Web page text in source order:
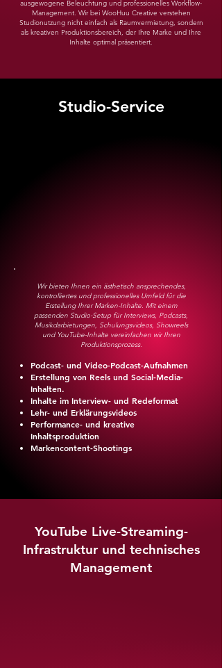
ausgewogene Beleuchtung und professionelles Workflow-
Management. Wir bei WooHuu Creative verstehen
Studionutzung nicht einfach als Raumvermietung, sondern
als kreativen Produktionsbereich, der Ihre Marke und Ihre
Inhalte optimal präsentiert.
Studio-Service
Wir bieten Ihnen ein ästhetisch ansprechendes,
kontrolliertes und professionelles Umfeld für die
Erstellung Ihrer Marken-Inhalte. Mit einem
passenden Studio-Setup für Interviews, Podcasts,
Musikdarbietungen, Schulungsvideos, Showreels
und YouTube-Inhalte vereinfachen wir Ihren
Produktionsprozess.
Podcast- und Video-Podcast-Aufnahmen
Erstellung von Reels und Social-Media-
Inhalten.
Inhalte im Interview- und Redeformat
Lehr- und Erklärungsvideos
Performance- und kreative
Inhaltsproduktion
Markencontent-Shootings
YouTube Live-Streaming-
Infrastruktur und technisches
Management